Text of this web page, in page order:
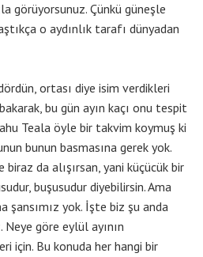
görüyorsunuz. Çünkü güneşle
o aydınlık tarafı dünyadan
ortası diye isim verdikleri
bu gün ayın kaçı onu tespit
Teala öyle bir takvim koymuş ki
bunun basmasına gerek yok.
biraz da alışırsan, yani küçücük bir
buşusudur diyebilirsin. Ama
şansımız yok. İşte biz şu anda
Neye göre eylül ayının
için. Bu konuda her hangi bir